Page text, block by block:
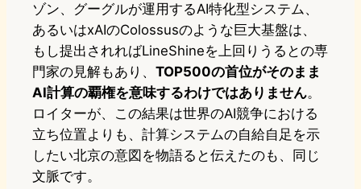
ゾン、グーグルが運用するAI特化型システム、
あるいはxAIのColossusのような巨大基盤は、
もし提出されればLineShineを上回りうるとの専
門家の見解もあり、 TOP500の首位がそのまま
AI計算の覇権を意味するわけではありません。
ロイターが、この結果は世界のAI競争における
立ち位置よりも、計算システムの自給自足を示
したい北京の意図を物語ると伝えたのも、同じ
文脈です。